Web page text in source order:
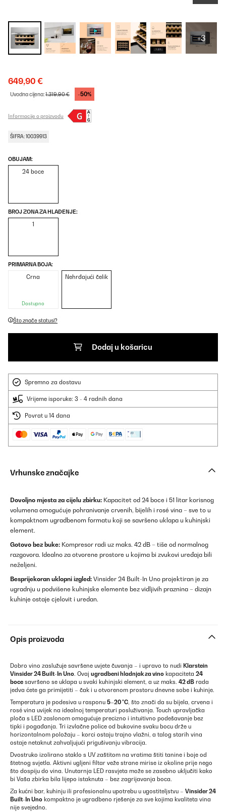
+3
649,90 €
Uvodna cijena:1.319,90 € -50%
Informacije o proizvodu
ŠIFRA: 10039913
OBUJAM:
24 boce
BROJ ZONA ZA HLAĐENJE:
1
PRIMARNA BOJA:
Crna
Dostupno
Nehrđajući čelik
Što znače statusi?
Dodaj u košaricu
Spremno za dostavu
Vrijeme isporuke: 3 - 4 radnih dana
Povrat u 14 dana
Vrhunske značajke
Dovoljno mjesta za cijelu zbirku: Kapacitet od 24 boce i 51 litar korisnog
volumena omogućuje pohranivanje crvenih, bijelih i rosé vina – sve to u
kompaktnom ugradbenom formatu koji se savršeno uklapa u kuhinjski
element.
Gotovo bez buke: Kompresor radi uz maks. 42 dB – tiše od normalnog
razgovora. Idealno za otvorene prostore u kojima bi zvukovi uređaja bili
neželjeni.
Besprijekoran uklopni izgled: Vinsider 24 Built-In Uno projektiran je za
ugradnju u podvišene kuhinjske elemente bez vidljivih praznina – dizajn
kuhinje ostaje cjelovit i uredan.
Opis proizvoda
Dobro vino zaslužuje savršene uvjete čuvanja – i upravo to nudi Klarstein
Vinsider 24 Built-In Uno. Ovaj ugradbeni hladnjak za vino kapaciteta 24
boce savršeno se uklapa u svaki kuhinjski element, a uz maks. 42 dB rada
jedva ćete ga primijetiti – čak i u otvorenom prostoru dnevne sobe i kuhinje.
Temperatura je podesiva u rasponu 5–20 °C, što znači da su bijela, crvena i
rosé vina uvijek na idealnoj temperaturi posluživanja. Touch upravljačka
ploča s LED zaslonom omogućuje precizno i intuitivno podešavanje bez
tipki i pogađanja. Tri izvlačne police od bukovine svaku bocu drže u
horizontalnom položaju – korci ostaju trajno vlažni, a talog starih vina
ostaje netaknut zahvaljujući prigušivanju vibracija.
Dvostruko izolirano staklo s UV zaštitom na vratima štiti tanine i boje od
štetnog svjetla. Aktivni ugljeni filtar veže strane mirise iz okoline prije nego
što dospiju do vina. Unutarnja LED rasvjeta može se zasebno uključiti kako
bi Vaša zbirka bila lijepo istaknuta – bez zagrijavanja boca.
Za kućni bar, kuhinju ili profesionalnu upotrebu u ugostiteljstvu – Vinsider 24
Built-In Uno kompaktno je ugradbeno rješenje za sve kojima kvaliteta vina
nije svejedno.